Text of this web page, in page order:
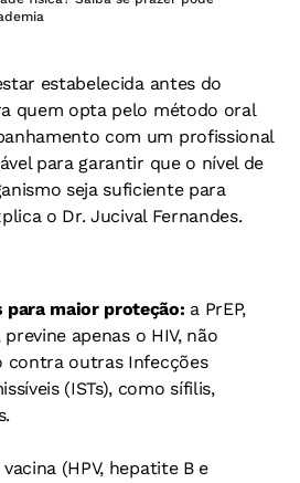
estabelecida antes do
quem opta pelo método oral
com um profissional
para garantir que o nível de
seja suficiente para
o Dr. Jucival Fernandes.
para maior proteção: a PrEP,
apenas o HIV, não
contra outras Infecções
(ISTs), como sífilis,
(HPV, hepatite B e